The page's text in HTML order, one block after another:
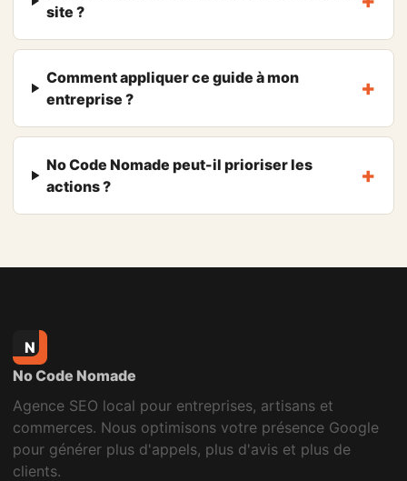
site ?
Comment appliquer ce guide à mon
entreprise ?
No Code Nomade peut-il prioriser les
actions ?
N
No Code Nomade
Agence SEO local pour entreprises, artisans et
commerces. Nous optimisons votre présence Google
pour générer plus d'appels, plus d'avis et plus de
clients.